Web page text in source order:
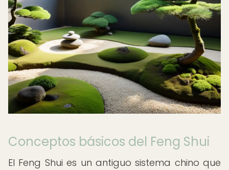
Conceptos básicos del Feng Shui
El Feng Shui es un antiguo sistema chino que